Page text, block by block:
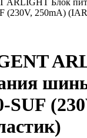
ARLIGHT Блок
(230V, 250mA)
SUF